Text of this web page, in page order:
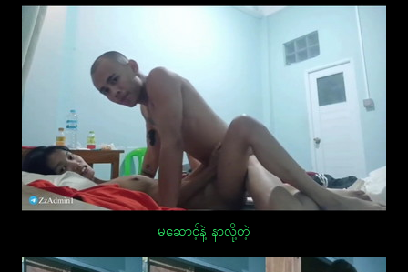
မဆောင့်နဲ့ နာလို့တဲ့